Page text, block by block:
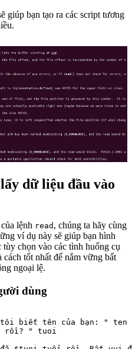
giúp bạn tạo ra các script tương
dữ liệu đầu vào
lệnh read , chúng ta hãy cùng
ví dụ này sẽ giúp bạn hình
tùy chọn vào các tình huống cụ
tốt nhất để nắm vững bất
ngoại lệ.
dùng
tôi biết tên của bạn: " ten
rồi? " tuoi